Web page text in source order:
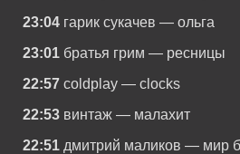
23:04 гарик сукачев — ольга
23:01 братья грим — ресницы
22:57 coldplay — clocks
22:53 винтаж — малахит
22:51 дмитрий маликов — мир